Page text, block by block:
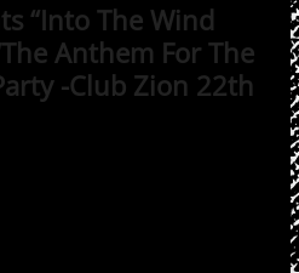
“Into The Wind
Anthem For The
-Club Zion 22th